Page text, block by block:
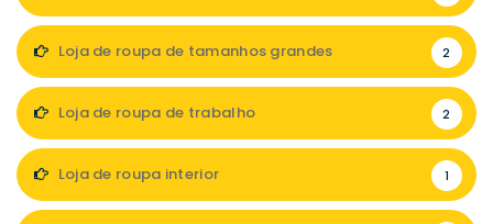
Loja de roupa de tamanhos grandes 2
Loja de roupa de trabalho 2
Loja de roupa interior 1